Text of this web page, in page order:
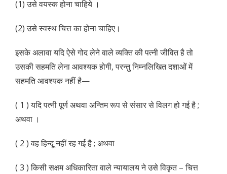
(1) उसे वयस्क होना चाहिये ।
(2) उसे स्वस्थ चित्त का होना चाहिए।
इसके अलावा यदि ऐसे गोद लेने वाले व्यक्ति की पत्नी जीवित है तो
उसकी सहमति लेना आवश्यक होगी, परन्तु निम्नलिखित दशाओं में
सहमति आवश्यक नहीं है—
( 1 ) यदि पत्नी पूर्ण अथवा अन्तिम रूप से संसार से विलग हो गई है ;
अथवा ।
( 2 ) वह हिन्दू नहीं रह गई है ; अथवा
( 3 ) किसी सक्षम अधिकारिता वाले न्यायालय ने उसे विकृत – चित्त